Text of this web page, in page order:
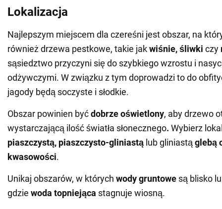
Lokalizacja
Najlepszym miejscem dla czereśni jest obszar, na
również drzewa pestkowe, takie jakwiśnie, śliwki czy
sąsiedztwo przyczyni się do szybkiego wzrostu i
odżywczymi. W związku z tym doprowadzi to do
jagody będą soczyste i słodkie.
Obszar powinien byćdobrze oświetlony, aby drzewo
wystarczającą ilość światła słonecznego. Wybierz
piaszczystą, piaszczysto-gliniastą lub gliniastąglebą
kwasowości.
Unikaj obszarów, w których wody gruntowe są blisko
gdzie woda topniejąca stagnuje wiosną.